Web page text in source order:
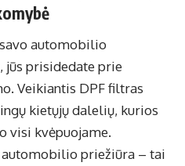
automobilio
jūs prisidedate prie
Veikiantis DPF filtras
kietųjų dalelių, kurios
visi kvėpuojame.
priežiūra – tai